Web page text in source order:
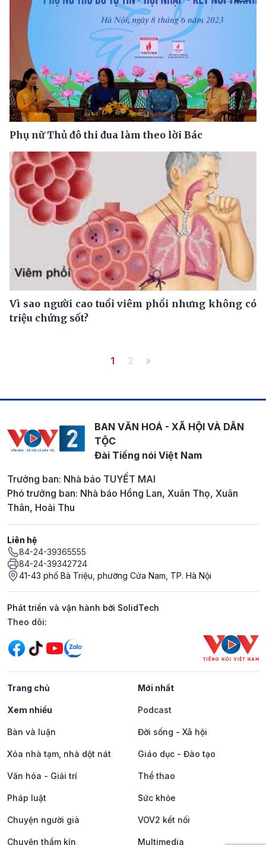
Phụ nữ Thủ đô thi đua làm theo lời Bác
Vì sao người cao tuổi viêm phổi nhưng không có
triệu chứng sốt?
Trang hiện thời
1 Trang
2
BAN VĂN HOÁ - XÃ HỘI VÀ DÂN
TỘC
Đài Tiếng nói Việt Nam
Trưởng ban: Nhà báo TUYẾT MAI
Phó trưởng ban: Nhà báo Hồng Lan, Xuân Thọ, Xuân
Thân, Hoài Thu
Liên hệ
84-24-39365555
84-24-39342724
41-43 phố Bà Triệu, phường Cửa Nam, TP. Hà Nội
Phát triển và vận hành bởi SolidTech
Mạng xã hội
Theo dõi:
Trang chủ Mới nhất
Xem nhiều Podcast
Bàn và luận Đời sống - Xã hội
Xóa nhà tạm, nhà dột nát Giáo dục - Đào tạo
Văn hóa - Giải trí Thể thao
Pháp luật Sức khỏe
Chuyện người già VOV2 kết nối
Chuyện thầm kín Multimedia